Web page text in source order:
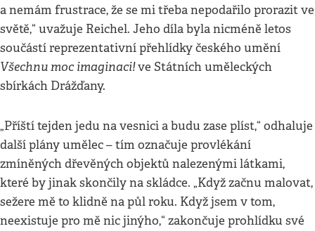
a nemám frustrace, že se mi třeba nepodařilo prorazit ve
světě,“ uvažuje Reichel. Jeho díla byla nicméně letos
součástí reprezentativní přehlídky českého umění
Všechnu moc imaginaci!ve Státních uměleckých
sbírkách Drážďany.
„Příští tejden jedu na vesnici a budu zase plíst,“ odhaluje
další plány umělec – tím označuje provlékání
zmíněných dřevěných objektů nalezenými látkami,
které by jinak skončily na skládce. „Když začnu malovat,
sežere mě to klidně na půl roku. Když jsem v tom,
neexistuje pro mě nic jinýho,“ zakončuje prohlídku své